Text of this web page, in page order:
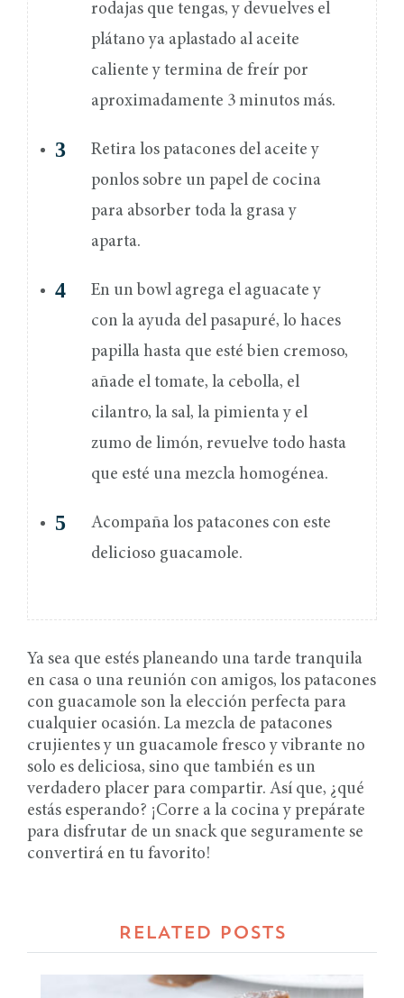
rodajas que tengas, y devuelves el
plátano ya aplastado al aceite
caliente y termina de freír por
aproximadamente 3 minutos más.
Retira los patacones del aceite y
ponlos sobre un papel de cocina
para absorber toda la grasa y
aparta.
En un bowl agrega el aguacate y
con la ayuda del pasapuré, lo haces
papilla hasta que esté bien cremoso,
añade el tomate, la cebolla, el
cilantro, la sal, la pimienta y el
zumo de limón, revuelve todo hasta
que esté una mezcla homogénea.
Acompaña los patacones con este
delicioso guacamole.
Ya sea que estés planeando una tarde tranquila
en casa o una reunión con amigos, los patacones
con guacamole son la elección perfecta para
cualquier ocasión. La mezcla de patacones
crujientes y un guacamole fresco y vibrante no
solo es deliciosa, sino que también es un
verdadero placer para compartir. Así que, ¿qué
estás esperando? ¡Corre a la cocina y prepárate
para disfrutar de un snack que seguramente se
convertirá en tu favorito!
RELATED POSTS